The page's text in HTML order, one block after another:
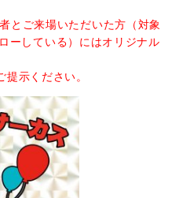
とご来場いただいた方（対象
している）にはオリジナル
示ください。